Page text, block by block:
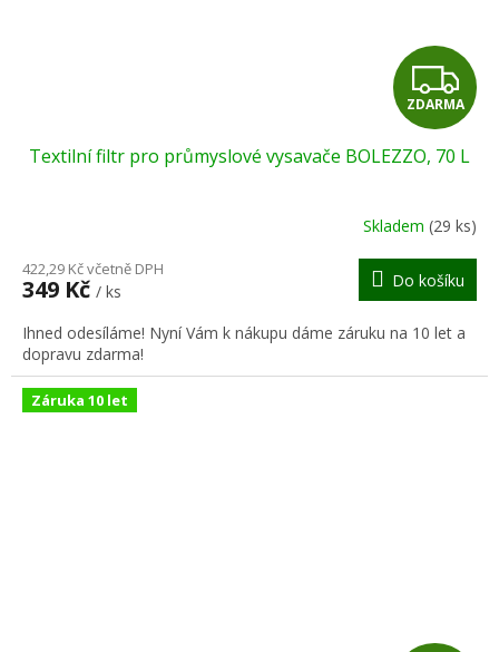
Z
D
A
R
M
A
ZDARMA
Textilní filtr pro průmyslové vysavače BOLEZZO, 70 L
Skladem (29 ks)
422,29 Kč včetně DPH
349 Kč / ks
Do košíku
Ihned odesíláme! Nyní Vám k nákupu dáme záruku na 10 let a
dopravu zdarma!
Záruka 10 let